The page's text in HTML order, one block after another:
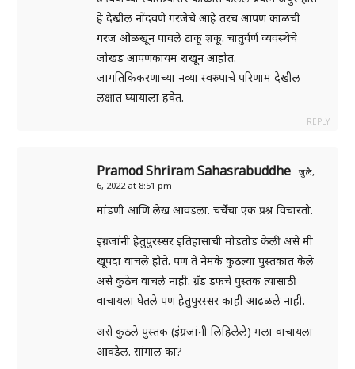
हे देखील नोंदवणे गरजेचे आहे तरच आपण काळची
गरज ओळखून पावले टाकू शकू. चातुर्वर्ण व्यवस्थेचे
जोखड आपणकायम राखून आहोत.
जागतिकिकरणाच्या नव्या स्वरुपाचे परिणाम देखील
लक्षात घ्यायाला हवेत.
REPLY
Pramod Shriram Sahasrabuddhe
जुलै,
6, 2022 at 8:51 pm
मांडणी आणि लेख आवडला. चर्चेचा एक प्रश्न विचारतो.
इंग्रजांनी हेतुपुरस्सर इतिहासाची मोडतोड केली असे मी
खूपदा वाचले होते. पण ते नेमके कुठल्या पुस्तकात केले
असे कुठेच वाचले नाही. ग्रँड डफचे पुस्तक त्यासाठी
वाचायला घेतले पण हेतुपुरस्सर काही आढळले नाही.
असे कुठले पुस्तक (इंग्रजांनी लिहिलेले) मला वाचायला
आवडेल. सांगाल का?